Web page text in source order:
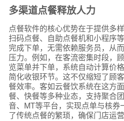
多渠道点餐释放人力
点餐软件的核心优势在于提供多
扫码点餐、自助点餐机和小程序
完成下单，无需依赖服务员，从
压力。例如，在客流密集时段，
览菜单并下单，系统自动计算价
简化收银环节。这不仅缩短了顾
餐效率。客如云餐饮系统在这方
餐、快餐等多种业态，支持聚合
音、MT等平台，实现点单与核
了传统点餐的繁琐，确保门店运营